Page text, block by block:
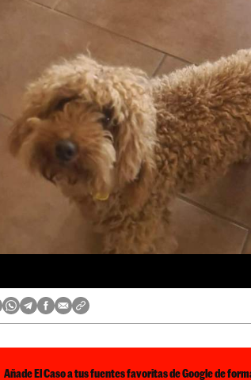
Añade El Caso a tus fuentes favoritas de Google de